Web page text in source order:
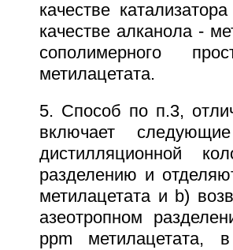
качестве
качестве алканола -
сополимерного
метилацетата.
5. Способ по п.3,
включает
дистилляционной
разделению и
метилацетата и b)
азеотропном
ppm метилацетата,